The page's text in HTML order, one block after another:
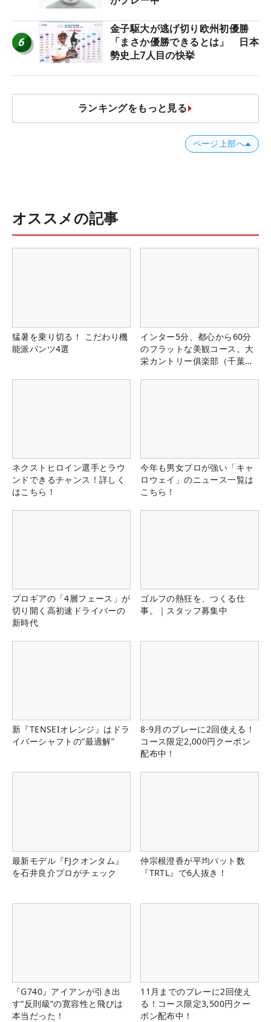
6
金子駆大が逃げ切り欧州初優勝
「まさか優勝できるとは」 日本
勢史上7人目の快挙
ランキングをもっと見る
ページ上部へ
オススメの記事
猛暑を乗り切る！ こだわり機
能派パンツ4選
インター5分、都心から60分
のフラットな美観コース。大
栄カントリー俱楽部（千葉
ネクストヒロイン選手とラウ
ンドできるチャンス！詳しく
はこちら！
今年も男女プロが強い「キャ
ロウェイ」のニュース一覧は
こちら！
プロギアの「4層フェース」が
切り開く高初速ドライバーの
新時代
ゴルフの熱狂を、つくる仕
事。｜スタッフ募集中
新『TENSEIオレンジ』はドラ
イバーシャフトの“最適解”
8-9月のプレーに2回使える！
コース限定2,000円クーポン
配布中！
最新モデル『FJクオンタム』
を石井良介プロがチェック
仲宗根澄香が平均パット数
『TRTL』で6人抜き！
『G740』アイアンが引き出
す“反則級”の寛容性と飛びは
本当だった！
11月までのプレーに2回使え
る！コース限定3,500円クー
ポン配布中！